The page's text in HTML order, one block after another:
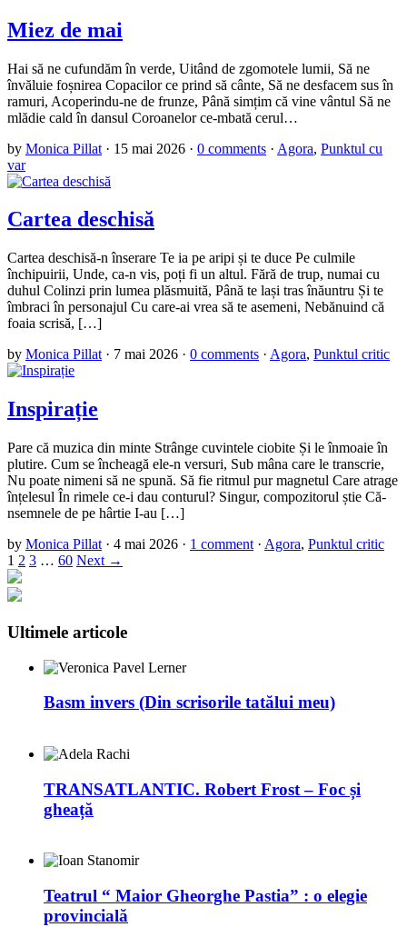
Miez de mai
Hai să ne cufundăm în verde, Uitând de zgomotele lumii, Să ne
învăluie foșnirea Copacilor ce prind să cânte, Să ne desfacem sus în
ramuri, Acoperindu-ne de frunze, Până simțim că vine vântul Să ne
mlădie cald în dansul Coroanelor ce-mbată cerul…
by Monica Pillat · 15 mai 2026 · 0 comments · Agora, Punktul cu
var
Cartea deschisă
Cartea deschisă-n înserare Te ia pe aripi și te duce Pe culmile
închipuirii, Unde, ca-n vis, poți fi un altul. Fără de trup, numai cu
duhul Colinzi prin lumea plăsmuită, Până te lași tras înăuntru Și te
îmbraci în personajul Cu care-ai vrea să te asemeni, Nebănuind că
foaia scrisă, […]
by Monica Pillat · 7 mai 2026 · 0 comments · Agora, Punktul critic
Inspirație
Pare că muzica din minte Strânge cuvintele ciobite Și le înmoaie în
plutire. Cum se încheagă ele-n versuri, Sub mâna care le transcrie,
Nu poate nimeni să ne spună. Să fie ritmul pur magnetul Care atrage
înțelesul În rimele ce-i dau conturul? Singur, compozitorul știe Că-
nsemnele de pe hârtie I-au […]
by Monica Pillat · 4 mai 2026 · 1 comment · Agora, Punktul critic
1 2 3 … 60 Next →
Ultimele articole
Basm invers (Din scrisorile tatălui meu)
TRANSATLANTIC. Robert Frost – Foc și
gheață
Teatrul “ Maior Gheorghe Pastia” : o elegie
provincială